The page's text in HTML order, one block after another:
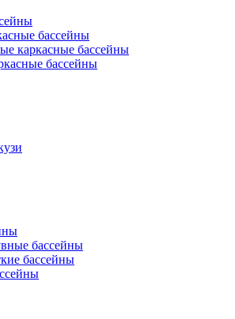
бассейны
каркасные бассейны
бассейны
бассейны
бассейны